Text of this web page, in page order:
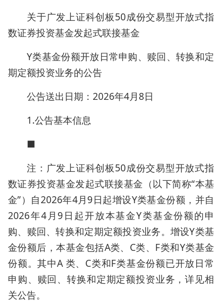
关于广发上证科创板50成份交易型开放式指
数证券投资基金发起式联接基金
Y类基金份额开放日常申购、赎回、转换和定
期定额投资业务的公告
公告送出日期：2026年4月8日
1.公告基本信息
■
注：广发上证科创板50成份交易型开放式指
数证券投资基金发起式联接基金（以下简称“本基
金”）自2026年4月9日起增设Y类基金份额，并自
2026年4月9日起开放本基金Y类基金份额的申
购、赎回、转换和定期定额投资业务。增设Y类基
金份额后，本基金包括A类、C类、F类和Y类基金
份额。其中A 类、C类和F类基金份额已开放日常
申购、赎回、转换和定期定额投资业务，详见相
关公告。